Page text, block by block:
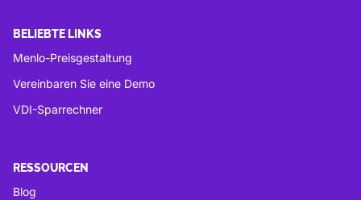
BELIEBTE LINKS
Menlo-Preisgestaltung
Vereinbaren Sie eine Demo
VDI-Sparrechner
RESSOURCEN
Blog